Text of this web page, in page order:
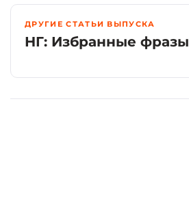
ДРУГИЕ СТАТЬИ ВЫПУСКА
НГ: Избранные фразы